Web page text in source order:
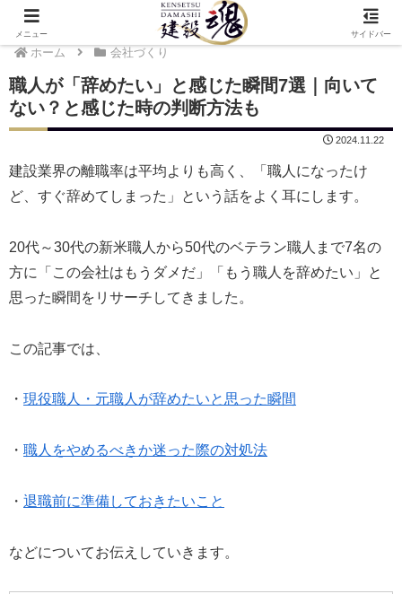
ホーム 会社づくり
職人が「辞めたい」と感じた瞬間7選｜向いて
ない？と感じた時の判断方法も
2024.11.22
建設業界の離職率は平均よりも高く、「職人になったけ
ど、すぐ辞めてしまった」という話をよく耳にします。
20代～30代の新米職人から50代のベテラン職人まで7名の
方に「この会社はもうダメだ」「もう職人を辞めたい」と
思った瞬間をリサーチしてきました。
この記事では、
・ 現役職人・元職人が辞めたいと思った瞬間
・ 職人をやめるべきか迷った際の対処法
・ 退職前に準備しておきたいこと
などについてお伝えしていきます。
メニュー サイドバー